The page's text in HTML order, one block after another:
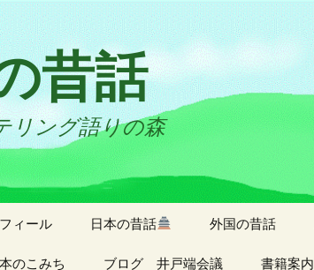
昔話
リング語りの森
ィール 日本の昔話 外国の昔話
のこみち ブログ 井戸端会議 書籍案内